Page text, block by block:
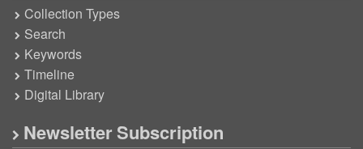
Collection Types
Search
Keywords
Timeline
Digital Library
Newsletter Subscription